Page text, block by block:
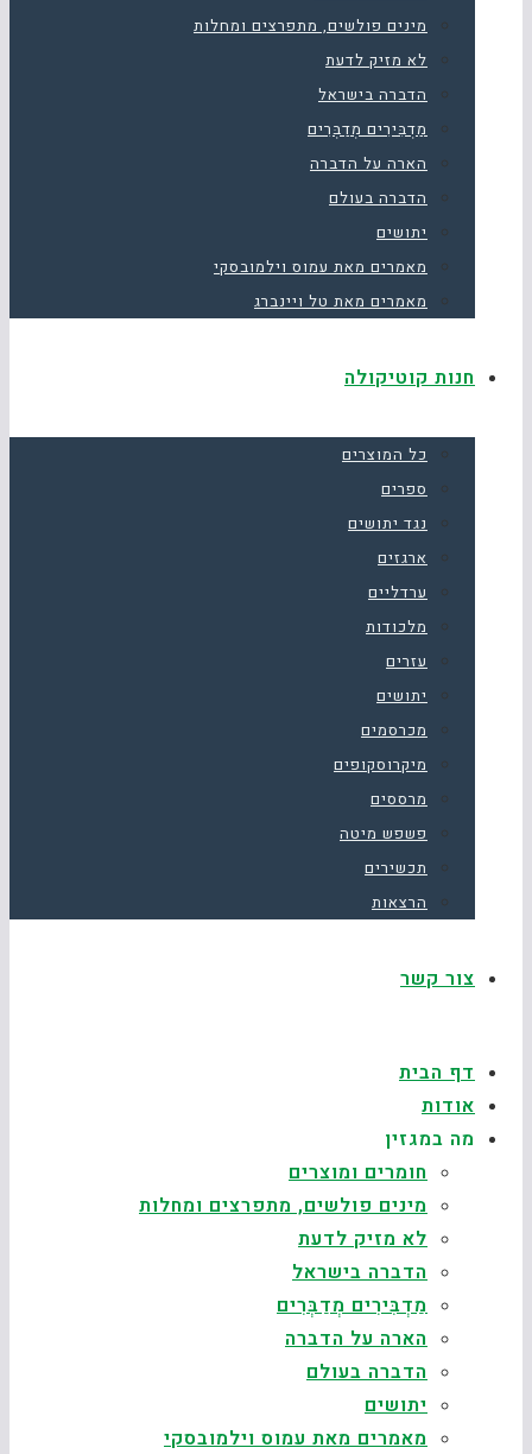
מינים פולשים, מתפרצים ומחלות
לא מזיק לדעת
הדברה בישראל
מַדְבִּירִים מְדַבְּרִים
הארה על הדברה
הדברה בעולם
יתושים
מאמרים מאת עמוס וילמובסקי
מאמרים מאת טל ויינברג
חנות קוטיקולה
כל המוצרים
ספרים
נגד יתושים
ארגזים
ערדליים
מלכודות
עזרים
יתושים
מכרסמים
מיקרוסקופים
מרססים
פשפש מיטה
תכשירים
הרצאות
צור קשר
דף הבית
אודות
מה במגזין
חומרים ומוצרים
מינים פולשים, מתפרצים ומחלות
לא מזיק לדעת
הדברה בישראל
מַדְבִּירִים מְדַבְּרִים
הארה על הדברה
הדברה בעולם
יתושים
מאמרים מאת עמוס וילמובסקי